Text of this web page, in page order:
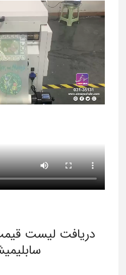
دریافت لیست